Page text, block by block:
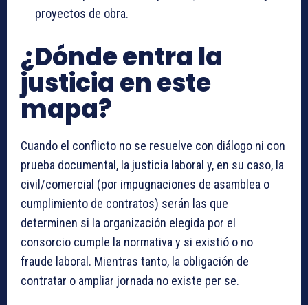
proyectos de obra.
¿Dónde entra la
justicia en este
mapa?
Cuando el conflicto no se resuelve con diálogo ni con
prueba documental, la justicia laboral y, en su caso, la
civil/comercial (por impugnaciones de asamblea o
cumplimiento de contratos) serán las que
determinen si la organización elegida por el
consorcio cumple la normativa y si existió o no
fraude laboral. Mientras tanto, la obligación de
contratar o ampliar jornada no existe per se.